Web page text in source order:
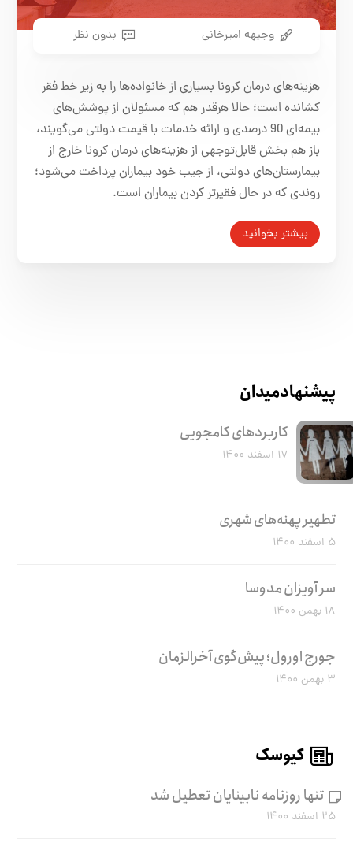
وجیهه امیرخانی بدون نظر
هزینه‌های درمان کرونا بسیاری از خانواده‌ها را به زیر خط فقر
کشانده است؛ حالا هرقدر هم که مسئولان از پوشش‌های
بیمه‌ای 90 درصدی و ارائه خدمات با قیمت دولتی می‌گویند،
باز هم بخش قابل‌توجهی از هزینه‌های درمان کرونا خارج از
بیمارستان‌های دولتی، از جیب خود بیماران پرداخت می‌شود؛
روندی که در حال فقیرتر کردن بیماران است.
بیشتر بخوانید
پیشنهاد میدان
کاربرد‌های کامجویی
۱۷ اسفند ۱۴۰۰
تطهیر پهنه‌های شهری
۵ اسفند ۱۴۰۰
سر آویزان مدوسا
۱۸ بهمن ۱۴۰۰
جورج اورول؛ پیش‌گوی آخرالزمان
۳ بهمن ۱۴۰۰
کیوسک
تنها روزنامه نابینایان تعطیل شد
۲۵ اسفند ۱۴۰۰